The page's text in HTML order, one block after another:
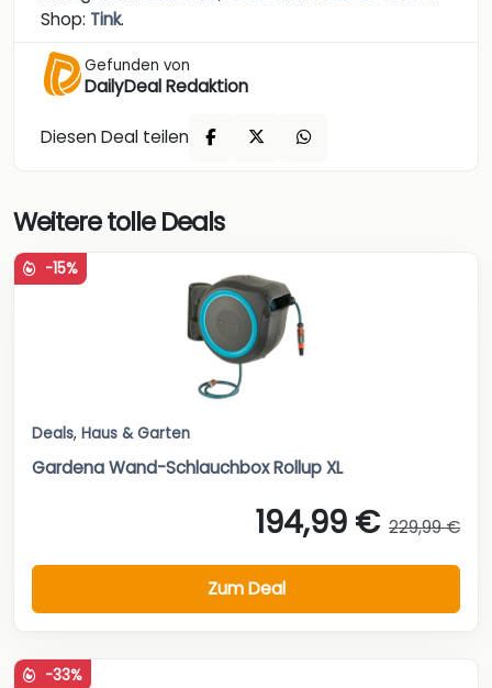
Shop: Tink.
Gefunden von
DailyDeal Redaktion
Diesen Deal teilen
Weitere tolle Deals
-15%
Deals, Haus & Garten
Gardena Wand-Schlauchbox Rollup XL
194,99 € 229,99 €
Zum Deal
-33%